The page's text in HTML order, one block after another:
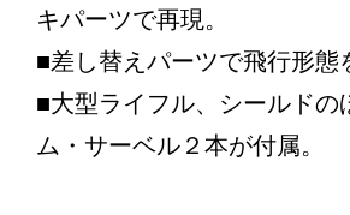
キパーツで再現。
■差し替えパーツで飛行形態
■大型ライフル、シールドの
ム・サーベル２本が付属。